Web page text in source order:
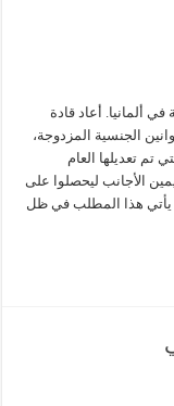
ألمانيا. أعاد قادة
الجنسية المزدوجة،
تم تعديلها العام
الأجانب ليحصلوا على
يأتي هذا المطلب في ظل